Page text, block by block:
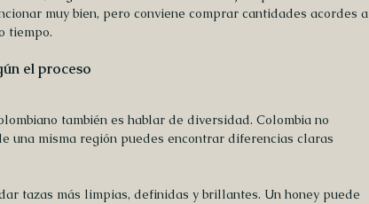
muy bien, pero conviene comprar cantidades acordes a
tiempo.
el proceso
también es hablar de diversidad. Colombia no
una misma región puedes encontrar diferencias claras
tazas más limpias, definidas y brillantes. Un honey puede